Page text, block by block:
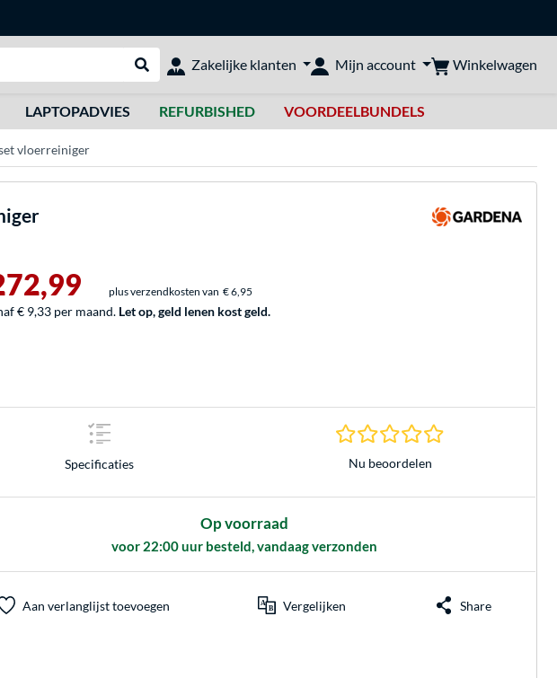
Webshop doorzoeken
Zakelijke klanten Mijn account Winkelwagen
LAPTOPADVIES REFURBISHED VOORDEELBUNDELS
vloerreiniger
plus verzendkosten van € 6,95
€ 9,33 per maand. Let op, geld lenen kost geld.
Specificaties
0.0 sterren
Nu beoordelen
Op voorraad
voor 22:00 uur besteld, vandaag verzonden
Aan verlanglijst toevoegen Vergelijken Share